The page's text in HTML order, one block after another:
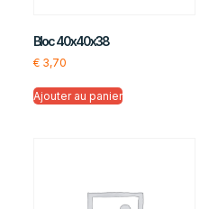
Bloc 40x40x38
€3,70
Ajouter au panier